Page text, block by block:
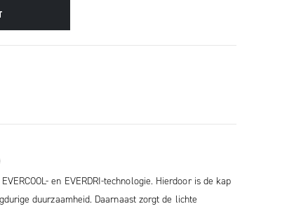
en EVERDRI-technologie. Hierdoor is de kap
duurzaamheid. Daarnaast zorgt de lichte